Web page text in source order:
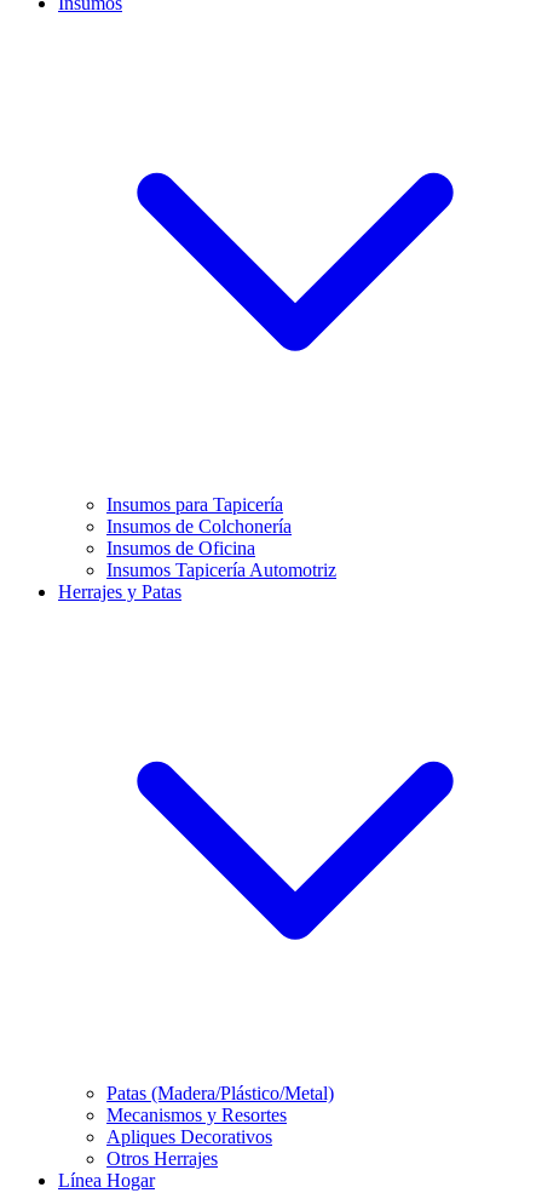
Insumos para Tapicería
Insumos de Colchonería
Insumos de Oficina
Insumos Tapicería Automotriz
Herrajes y Patas
Patas (Madera/Plástico/Metal)
Mecanismos y Resortes
Apliques Decorativos
Otros Herrajes
Línea Hogar